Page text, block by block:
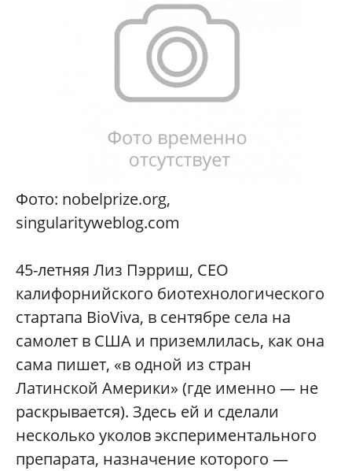
Фото: nobelprize.org,
singularityweblog.com
45-летняя Лиз Пэрриш, CEO
калифорнийского биотехнологического
стартапа BioViva, в сентябре села на
самолет в США и приземлилась, как она
сама пишет, «в одной из стран
Латинской Америки» (где именно — не
раскрывается). Здесь ей и сделали
несколько уколов экспериментального
препарата, назначение которого —